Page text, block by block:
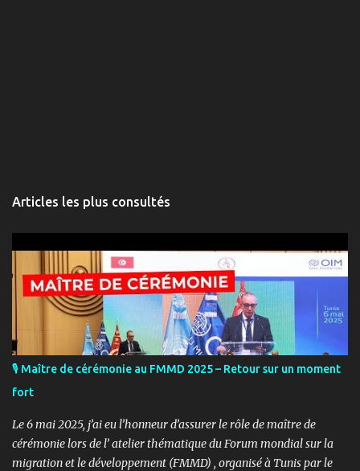
Articles les plus consultés
🎙️ Maître de cérémonie au FMMD 2025 – Retour sur un moment
fort
Le 6 mai 2025, j’ai eu l’honneur d’assurer le rôle de maître de
cérémonie lors de l’ atelier thématique du Forum mondial sur la
migration et le développement (FMMD) , organisé à Tunis par le